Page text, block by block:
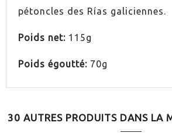
pétoncles des Rías galiciennes.
Poids net: 115g
Poids égoutté: 70g
30 AUTRES PRODUITS DANS LA